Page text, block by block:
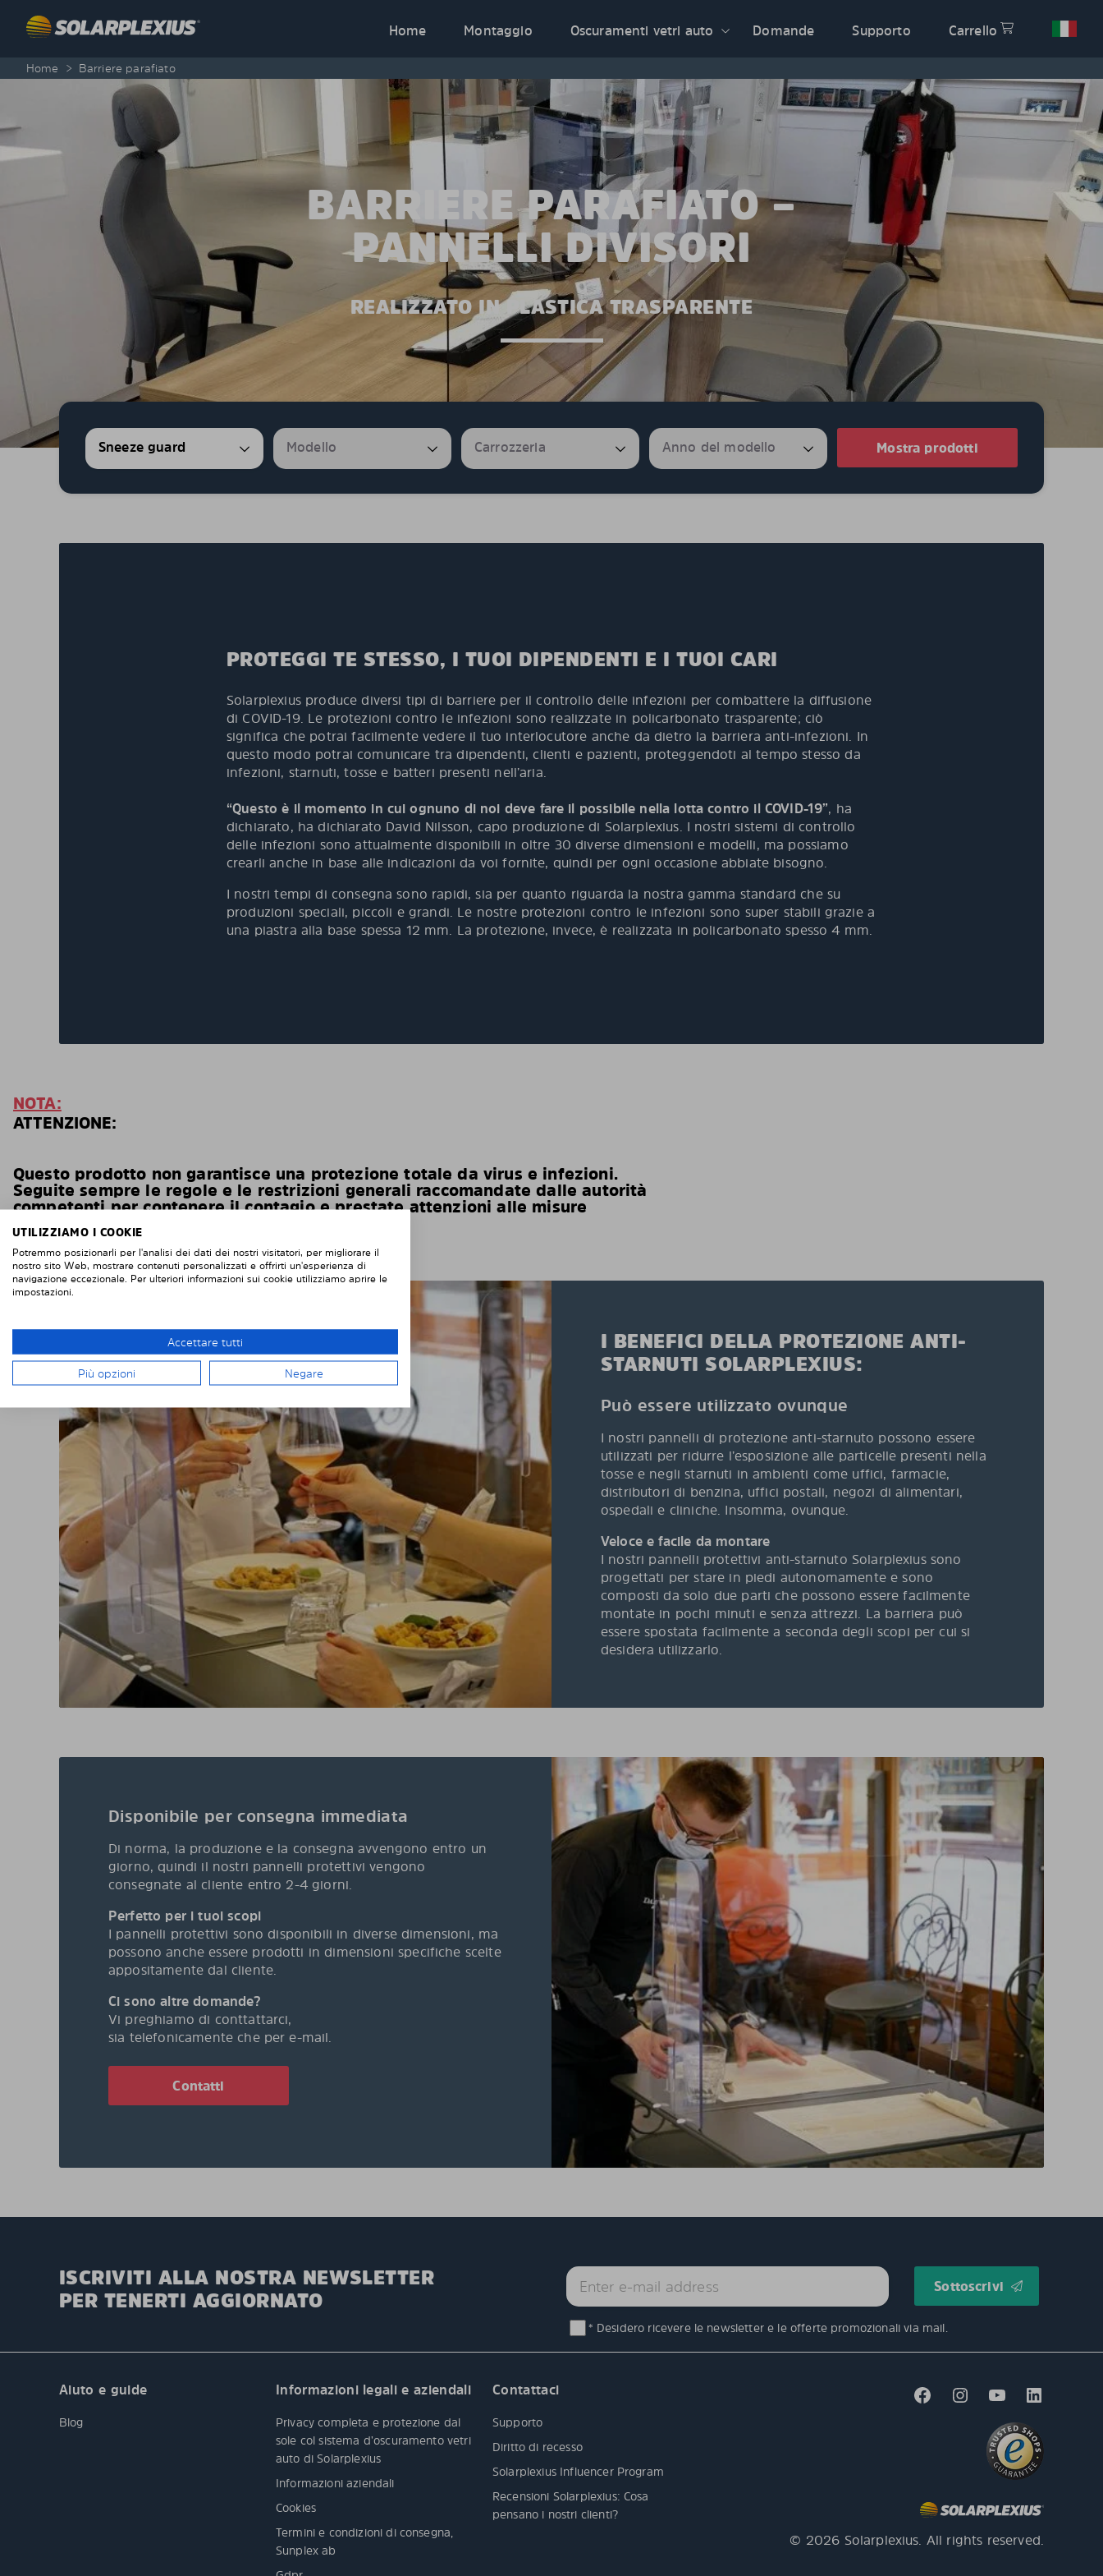
Home
Montaggio Oscuramenti vetri auto Domande Supporto Carrello
Home > Barriere parafiato
BARRIERE PARAFIATO –
PANNELLI DIVISORI
REALIZZATO IN PLASTICA TRASPARENTE
Mostra prodotti
PROTEGGI TE STESSO, I TUOI DIPENDENTI E I TUOI CARI
Solarplexius produce diversi tipi di barriere per il controllo delle infezioni per combattere la diffusione
di COVID-19. Le protezioni contro le infezioni sono realizzate in policarbonato trasparente; ciò
significa che potrai facilmente vedere il tuo interlocutore anche da dietro la barriera anti-infezioni. In
questo modo potrai comunicare tra dipendenti, clienti e pazienti, proteggendoti al tempo stesso da
infezioni, starnuti, tosse e batteri presenti nell’aria.
“Questo è il momento in cui ognuno di noi deve fare il possibile nella lotta contro il COVID-19”, ha
dichiarato, ha dichiarato David Nilsson, capo produzione di Solarplexius. I nostri sistemi di controllo
delle infezioni sono attualmente disponibili in oltre 30 diverse dimensioni e modelli, ma possiamo
crearli anche in base alle indicazioni da voi fornite, quindi per ogni occasione abbiate bisogno.
I nostri tempi di consegna sono rapidi, sia per quanto riguarda la nostra gamma standard che su
produzioni speciali, piccoli e grandi. Le nostre protezioni contro le infezioni sono super stabili grazie a
una piastra alla base spessa 12 mm. La protezione, invece, è realizzata in policarbonato spesso 4 mm.
NOTA:
ATTENZIONE:
Questo prodotto non garantisce una protezione totale da virus e infezioni.
Seguite sempre le regole e le restrizioni generali raccomandate dalle autorità
competenti per contenere il contagio e prestate attenzioni alle misure
igieniche e protettive.
I BENEFICI DELLA PROTEZIONE ANTI-
STARNUTI SOLARPLEXIUS:
Può essere utilizzato ovunque
I nostri pannelli di protezione anti-starnuto possono essere
utilizzati per ridurre l’esposizione alle particelle presenti nella
tosse e negli starnuti in ambienti come uffici, farmacie,
distributori di benzina, uffici postali, negozi di alimentari,
ospedali e cliniche. Insomma, ovunque.
Veloce e facile da montare
I nostri pannelli protettivi anti-starnuto Solarplexius sono
progettati per stare in piedi autonomamente e sono
composti da solo due parti che possono essere facilmente
montate in pochi minuti e senza attrezzi. La barriera può
essere spostata facilmente a seconda degli scopi per cui si
desidera utilizzarlo.
Disponibile per consegna immediata
Di norma, la produzione e la consegna avvengono entro un
giorno, quindi il nostri pannelli protettivi vengono
consegnate al cliente entro 2-4 giorni.
Perfetto per i tuoi scopi
I pannelli protettivi sono disponibili in diverse dimensioni, ma
possono anche essere prodotti in dimensioni specifiche scelte
appositamente dal cliente.
Ci sono altre domande?
Vi preghiamo di conttattarci,
sia telefonicamente che per e-mail.
Contatti
ISCRIVITI ALLA NOSTRA NEWSLETTER
PER TENERTI AGGIORNATO
* Desidero ricevere le newsletter e le offerte promozionali via mail.
Aiuto e guide
Blog
Informazioni legali e aziendali
Privacy completa e protezione dal
sole col sistema d’oscuramento vetri
auto di Solarplexius
Informazioni aziendali
Cookies
Termini e condizioni di consegna,
Sunplex ab
Contattaci
Supporto
Diritto di recesso
Solarplexius Influencer Program
Recensioni Solarplexius: Cosa
pensano i nostri clienti?
© 2026 Solarplexius. All rights reserved.
UTILIZZIAMO I COOKIE
Potremmo posizionarli per l'analisi dei dati dei nostri visitatori, per migliorare il
nostro sito Web, mostrare contenuti personalizzati e offrirti un'esperienza di
navigazione eccezionale. Per ulteriori informazioni sui cookie utilizziamo aprire le
impostazioni.
Accettare tutti
Più opzioni Negare